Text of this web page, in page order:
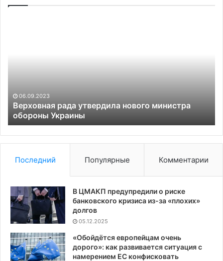
06.09.2023
Верховная рада утвердила нового министра
обороны Украины
Последний Популярные Комментарии
В ЦМАКП предупредили о риске
банковского кризиса из-за «плохих»
долгов
05.12.2025
«Обойдётся европейцам очень
дорого»: как развивается ситуация с
намерением ЕС конфисковать